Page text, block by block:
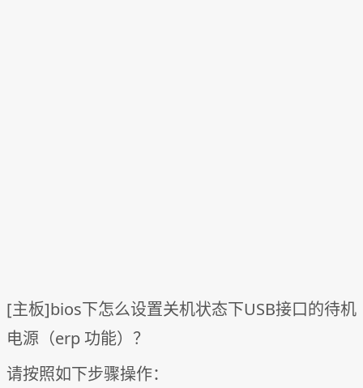
[主板]bios下怎么设置关机状态下USB接口的待机
电源（erp 功能）？
请按照如下步骤操作：